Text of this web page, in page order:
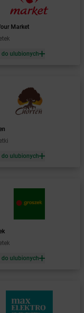
Market
do ulubionych
do ulubionych
do ulubionych